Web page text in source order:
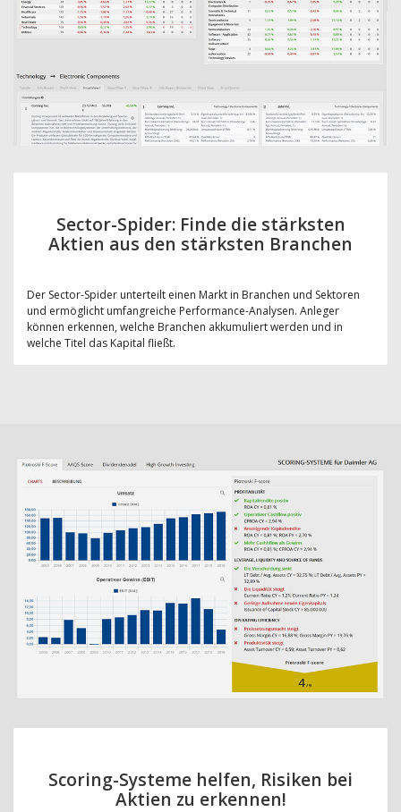
Sector-Spider: Finde die stärksten
Aktien aus den stärksten Branchen
Der Sector-Spider unterteilt einen Markt in Branchen und Sektoren
und ermöglicht umfangreiche Performance-Analysen. Anleger
können erkennen, welche Branchen akkumuliert werden und in
welche Titel das Kapital fließt.
Scoring-Systeme helfen, Risiken bei
Aktien zu erkennen!